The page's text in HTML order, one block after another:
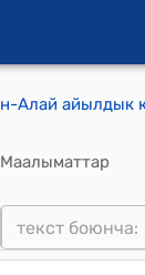
Маалыматтар